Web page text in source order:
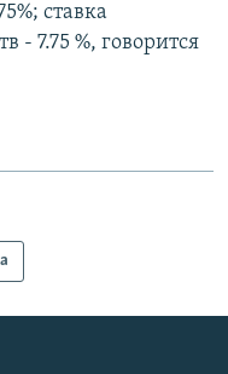
ставка
- 7.75 %, говорится